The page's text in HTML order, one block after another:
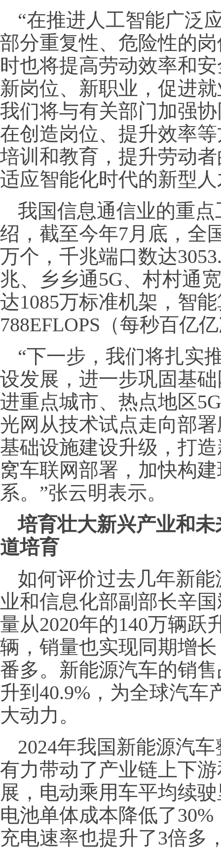
“在推进人工智能广泛
部分重复性、危险性的
时也将提高劳动效率和
新岗位、新职业，促进
我们将与有关部门加强
在创造岗位、提升效率
培训和教育，提升劳动
适应智能化时代的新型
我国信息通信业的重
绍，截至今年7月底，全
万个，千兆端口数达
兆、乡乡通5G、村村通
达1085万标准机架，智
788EFLOPS（每秒百亿
“下一步，我们将扎实
设发展，进一步巩固基
进重点城市、热点地区
光网从技术试点走向部
基础设施建设升级，打
窝车联网部署，加快构
系。”张云明表示。
培育壮大新兴产业和
道培育
如何评价过去几年新
业和信息化部副部长辛
量从2020年的140万辆跃
辆，销量也实现同期增
番多。新能源汽车的销
升到40.9%，为全球汽车
大动力。
2024年我国新能源汽
有力带动了产业链上下
展，电动乘用车平均续
电池单体成本降低了
充电速率也提升了3倍多